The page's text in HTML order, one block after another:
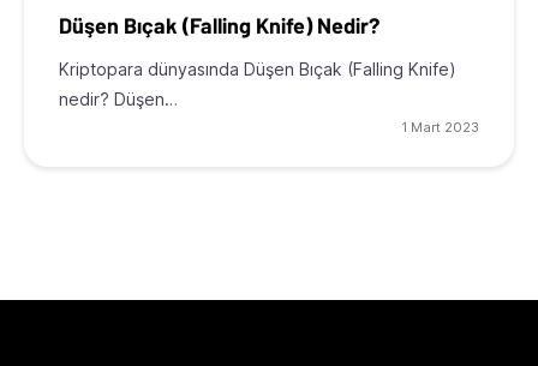
Düşen Bıçak (Falling Knife) Nedir?
Kriptopara dünyasında Düşen Bıçak (Falling Knife)
nedir? Düşen…
1 Mart 2023